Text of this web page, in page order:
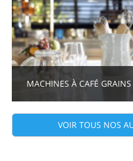
MACHINES À CAFÉ
VOIR TOUS NOS